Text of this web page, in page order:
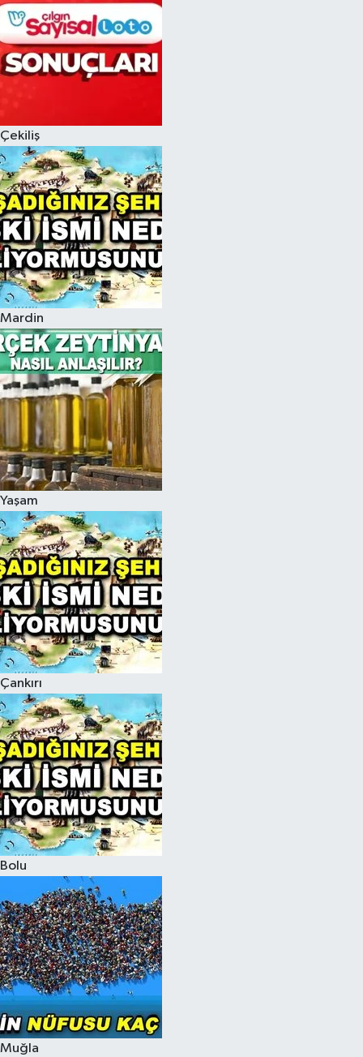
Çekiliş
Mardin
Yaşam
Çankırı
Bolu
Muğla